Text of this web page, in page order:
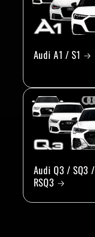
Audi A1 / S1
Audi Q3 / SQ3 /
RSQ3